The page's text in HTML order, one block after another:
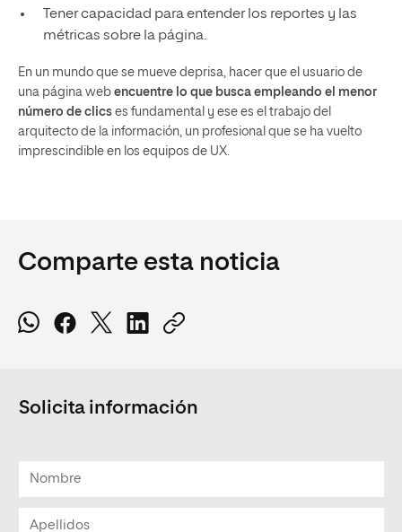
Tener capacidad para entender los reportes y las
métricas sobre la página.
En un mundo que se mueve deprisa, hacer que el usuario de
una página web encuentre lo que busca empleando el menor
número de clics es fundamental y ese es el trabajo del
arquitecto de la información, un profesional que se ha vuelto
imprescindible en los equipos de UX.
Comparte esta noticia
Solicita información